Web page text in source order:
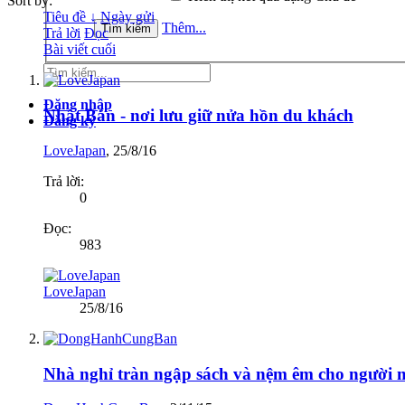
Thêm...
Đăng nhập
Đăng ký
Tiêu đề ↓ Ngày gửi
Trả lời Đọc
Bài viết cuối
Nhật Bản - nơi lưu giữ nửa hồn du khách
LoveJapan, 25/8/16
Trả lời:
0
Đọc:
983
LoveJapan
25/8/16
Nhà nghỉ tràn ngập sách và nệm êm cho người